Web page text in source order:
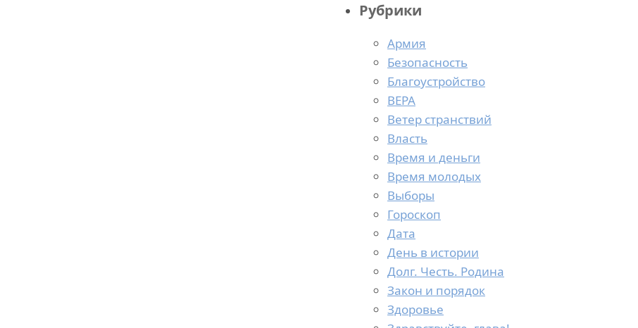
Рубрики
Армия
Безопасность
Благоустройство
ВЕРА
Ветер странствий
Власть
Время и деньги
Время молодых
Выборы
Гороскоп
Дата
День в истории
Долг. Честь. Родина
Закон и порядок
Здоровье